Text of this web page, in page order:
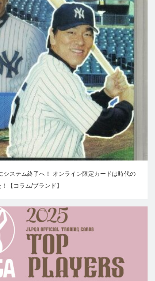
システム終了へ！ オンライン限定カードは時代の
【コラム/ブランド】